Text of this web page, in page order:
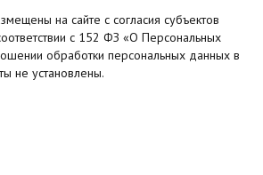
на сайте с согласия субъектов
с 152 ФЗ «О Персональных
обработки персональных данных в
не установлены.